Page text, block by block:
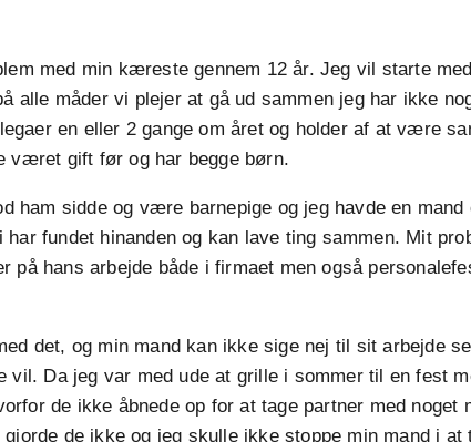
med min kæreste gennem 12 år. Jeg vil starte
alle måder vi plejer at gå ud sammen jeg har ikke
en eller 2 gange om året og holder af at være
været gift før og har begge børn.
ham sidde og være barnepige og jeg havde en mand
fundet hinanden og kan lave ting sammen. Mit
på hans arbejde både i firmaet men også
det, og min mand kan ikke sige nej til sit arbejde
vil. Da jeg var med ude at grille i sommer til en fest
de ikke åbnede op for at tage partner med noget
de ikke og jeg skulle ikke stoppe min mand i at